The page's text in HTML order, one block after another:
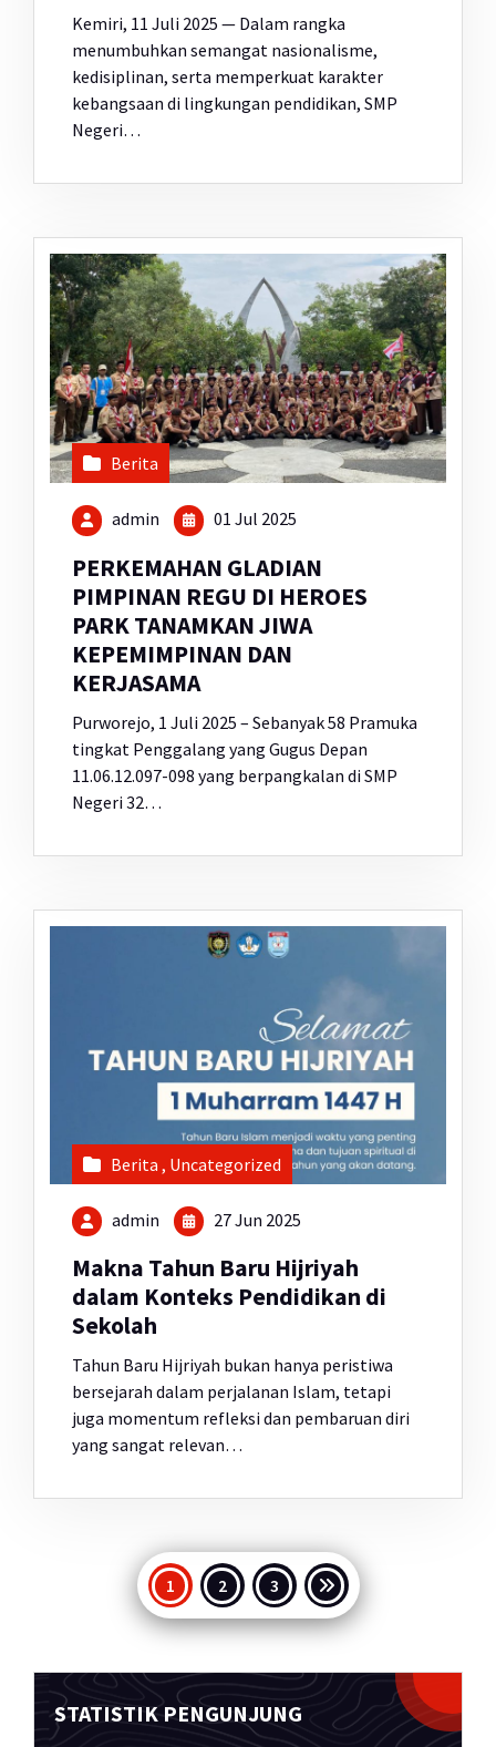
Kemiri, 11 Juli 2025 — Dalam rangka
menumbuhkan semangat nasionalisme,
kedisiplinan, serta memperkuat karakter
kebangsaan di lingkungan pendidikan, SMP
Negeri…
Berita
admin 01 Jul 2025
PERKEMAHAN GLADIAN
PIMPINAN REGU DI HEROES
PARK TANAMKAN JIWA
KEPEMIMPINAN DAN
KERJASAMA
Purworejo, 1 Juli 2025 – Sebanyak 58 Pramuka
tingkat Penggalang yang Gugus Depan
11.06.12.097-098 yang berpangkalan di SMP
Negeri 32…
Berita , Uncategorized
admin 27 Jun 2025
Makna Tahun Baru Hijriyah
dalam Konteks Pendidikan di
Sekolah
Tahun Baru Hijriyah bukan hanya peristiwa
bersejarah dalam perjalanan Islam, tetapi
juga momentum refleksi dan pembaruan diri
yang sangat relevan…
Paginasi
pos
1 2 3
STATISTIK PENGUNJUNG